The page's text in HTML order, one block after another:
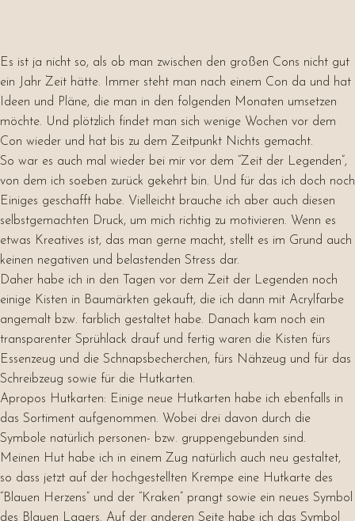
Es ist ja nicht so, als ob man zwischen den großen Cons nicht gut
ein Jahr Zeit hätte. Immer steht man nach einem Con da und hat
Ideen und Pläne, die man in den folgenden Monaten umsetzen
möchte. Und plötzlich findet man sich wenige Wochen vor dem
Con wieder und hat bis zu dem Zeitpunkt Nichts gemacht.
So war es auch mal wieder bei mir vor dem “Zeit der Legenden”,
von dem ich soeben zurück gekehrt bin. Und für das ich doch noch
Einiges geschafft habe. Vielleicht brauche ich aber auch diesen
selbstgemachten Druck, um mich richtig zu motivieren. Wenn es
etwas Kreatives ist, das man gerne macht, stellt es im Grund auch
keinen negativen und belastenden Stress dar.
Daher habe ich in den Tagen vor dem Zeit der Legenden noch
einige Kisten in Baumärkten gekauft, die ich dann mit Acrylfarbe
angemalt bzw. farblich gestaltet habe. Danach kam noch ein
transparenter Sprühlack drauf und fertig waren die Kisten fürs
Essenzeug und die Schnapsbecherchen, fürs Nähzeug und für das
Schreibzeug sowie für die Hutkarten.
Apropos Hutkarten: Einige neue Hutkarten habe ich ebenfalls in
das Sortiment aufgenommen. Wobei drei davon durch die
Symbole natürlich personen- bzw. gruppengebunden sind.
Meinen Hut habe ich in einem Zug natürlich auch neu gestaltet,
so dass jetzt auf der hochgestellten Krempe eine Hutkarte des
“Blauen Herzens” und der “Kraken” prangt sowie ein neues Symbol
des Blauen Lagers. Auf der anderen Seite habe ich das Symbol